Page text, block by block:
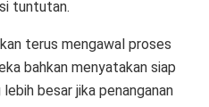
tuntutan.
terus mengawal proses
bahkan menyatakan siap
besar jika penanganan